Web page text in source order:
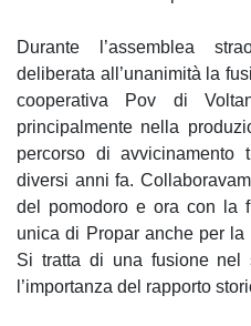
Durante l’assemblea
deliberata all’unanimità la
cooperativa Pov di
principalmente nella
percorso di
diversi anni fa.
del pomodoro e ora con la
unica di Propar anche per
Si tratta di una fusione nel
l’importanza del rapporto